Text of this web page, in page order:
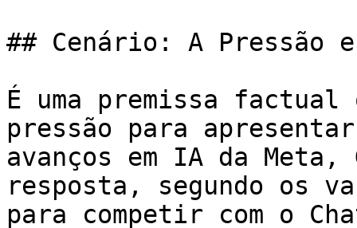
## Cenário: A Pressão
É uma premissa
pressão para
avanços em IA da Meta,
resposta, segundo os
para competir com o